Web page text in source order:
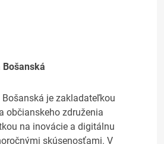
Bošanská
je zakladateľkou
občianskeho združenia
na inovácie a digitálnu
skúsenosťami. V